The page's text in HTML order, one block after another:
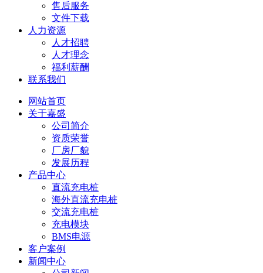
售后服务
文件下载
人力资源
人才招聘
人才理念
福利薪酬
联系我们
网站首页
关于嘉盛
公司简介
资质荣誉
厂房厂貌
发展历程
产品中心
直流充电桩
海外直流充电桩
交流充电桩
充电模块
BMS电源
客户案例
新闻中心